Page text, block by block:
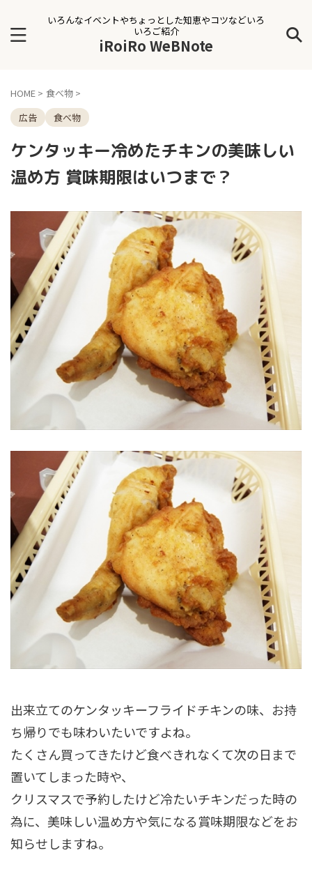
いろんなイベントやちょっとした知恵やコツなどいろ
いろご紹介
iRoiRo WeBNote
HOME > 食べ物 >
広告
食べ物
ケンタッキー冷めたチキンの美味しい
温め方 賞味期限はいつまで？
出来立てのケンタッキーフライドチキンの味、お持
ち帰りでも味わいたいですよね。
たくさん買ってきたけど食べきれなくて次の日まで
置いてしまった時や、
クリスマスで予約したけど冷たいチキンだった時の
為に、美味しい温め方や気になる賞味期限などをお
知らせしますね。